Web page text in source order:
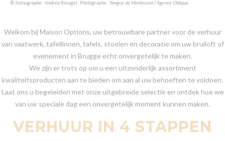
® Scénographe : Andréa Rocagel , Photographe : Tanguy de Montesson / Agence Oblique
Welkom bij Maison Options, uw betrouwbare partner voor de verhuur
van vaatwerk, tafellinnen, tafels, stoelen en decoratie om uw bruiloft of
evenement in Brugge echt onvergetelijk te maken.
We zijn er trots op om u een uitzonderlijk assortiment
kwaliteitsproducten aan te bieden om aan al uw behoeften te voldoen.
Laat ons u begeleiden met onze uitgebreide selectie en ontdek hoe we
van uw speciale dag een onvergetelijk moment kunnen maken.
VERHUUR IN 4 STAPPEN